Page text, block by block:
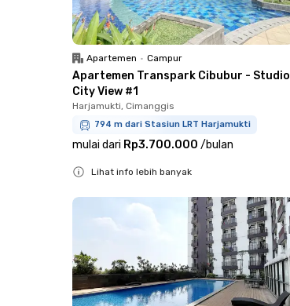
Apartemen • Campur
Apartemen Transpark Cibubur - Studio
City View #1
Harjamukti, Cimanggis
794 m dari Stasiun LRT Harjamukti
mulai dari Rp3.700.000 /bulan
Lihat info lebih banyak